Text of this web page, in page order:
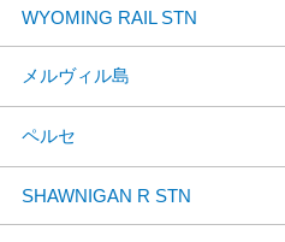
WYOMING RAIL STN
メルヴィル島
ペルセ
SHAWNIGAN R STN